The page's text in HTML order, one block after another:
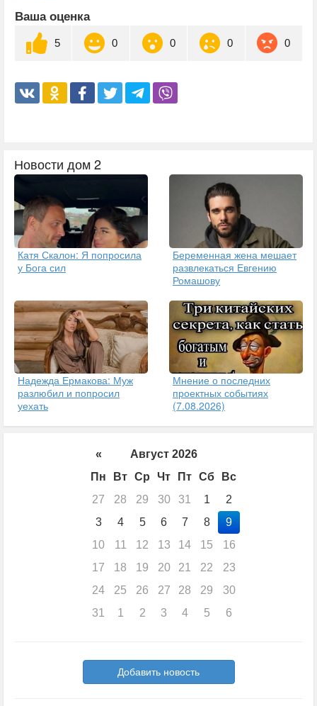
Ваша оценка
5 0 0 0 0
Новости дом 2
Катя Скалон: Я попросила
у Бога сил
Беременная жена мешает
развлекаться Евгению
Ромашову
Надежда Ермакова: Муж
разлюбил и попросил
уехать
Мнение о последних
проектных событиях
(7.08.2026)
«
Август 2026
Пн
Вт Ср Чт Пт Сб
Вс
27
28 29 30 31 1
2
3
4 5 6 7 8
9
10
11 12 13 14 15
16
17
18 19 20 21 22
23
24
25 26 27 28 29
30
31
1 2 3 4 5 6
Добавить новость